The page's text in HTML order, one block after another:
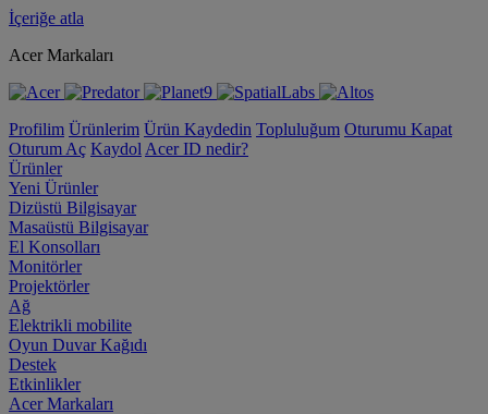
İçeriğe atla
Acer Markaları
Profilim Ürünlerim Ürün Kaydedin Topluluğum Oturumu Kapat
Oturum Aç Kaydol Acer ID nedir?
Ürünler
Yeni Ürünler
Dizüstü Bilgisayar
Masaüstü Bilgisayar
El Konsolları
Monitörler
Projektörler
Ağ
Elektrikli mobilite
Oyun Duvar Kağıdı
Destek
Etkinlikler
Acer Markaları